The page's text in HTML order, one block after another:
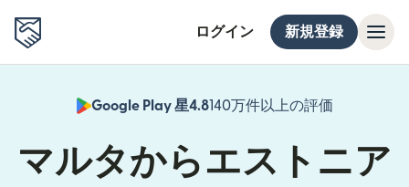
ログイン 新規登録
Google Play 星4.8140万件以上の評価
（別ウィン
マルタからエストニア